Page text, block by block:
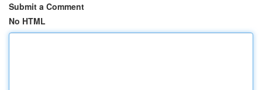
Submit a Comment
No HTML